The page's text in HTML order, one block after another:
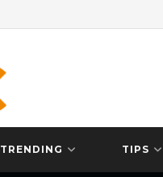
TRENDING TIPS